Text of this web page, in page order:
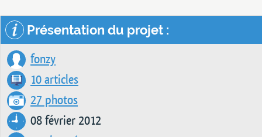
Présentation du projet :
fonzy
10 articles
27 photos
08 février 2012